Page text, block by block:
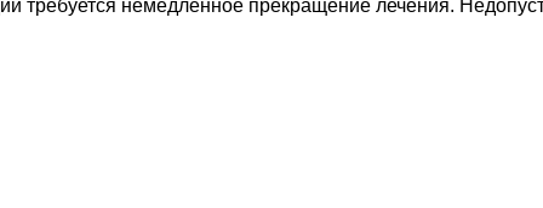
требуется немедленное прекращение лечения.